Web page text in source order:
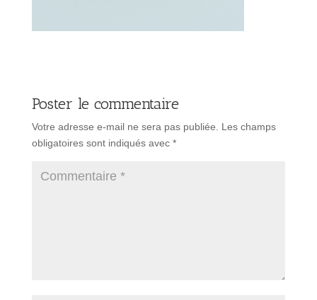
Poster le commentaire
Votre adresse e-mail ne sera pas publiée. Les champs
obligatoires sont indiqués avec *